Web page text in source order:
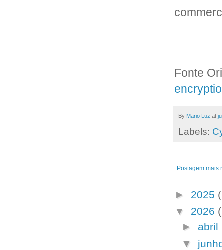
Fonte
By Mario Luz at
Labels:
Postagem mais
► 2025
▼ 2026
► abril
▼